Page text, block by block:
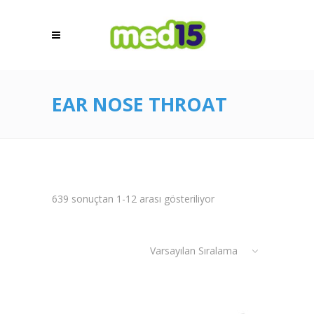
EAR NOSE THROAT
639 sonuçtan 1-12 arası gösteriliyor
Varsayılan Sıralama